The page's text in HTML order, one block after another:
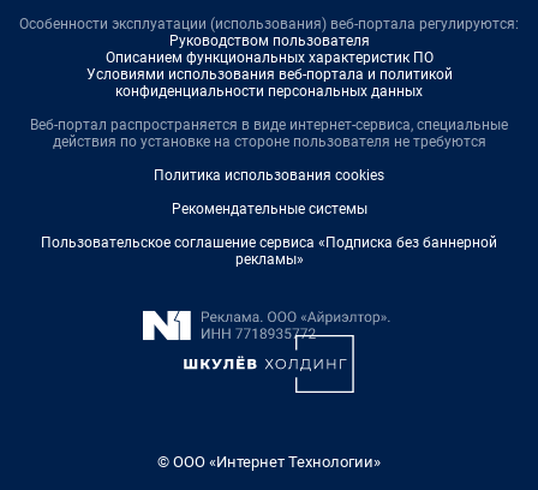
Особенности эксплуатации (использования) веб-портала регулируются:
Руководством пользователя
Описанием функциональных характеристик ПО
Условиями использования веб-портала и политикой
конфиденциальности персональных данных
Веб-портал распространяется в виде интернет-сервиса, специальные
действия по установке на стороне пользователя не требуются
Политика использования cookies
Рекомендательные системы
Пользовательское соглашение сервиса «Подписка без баннерной
рекламы»
© ООО «Интернет Технологии»